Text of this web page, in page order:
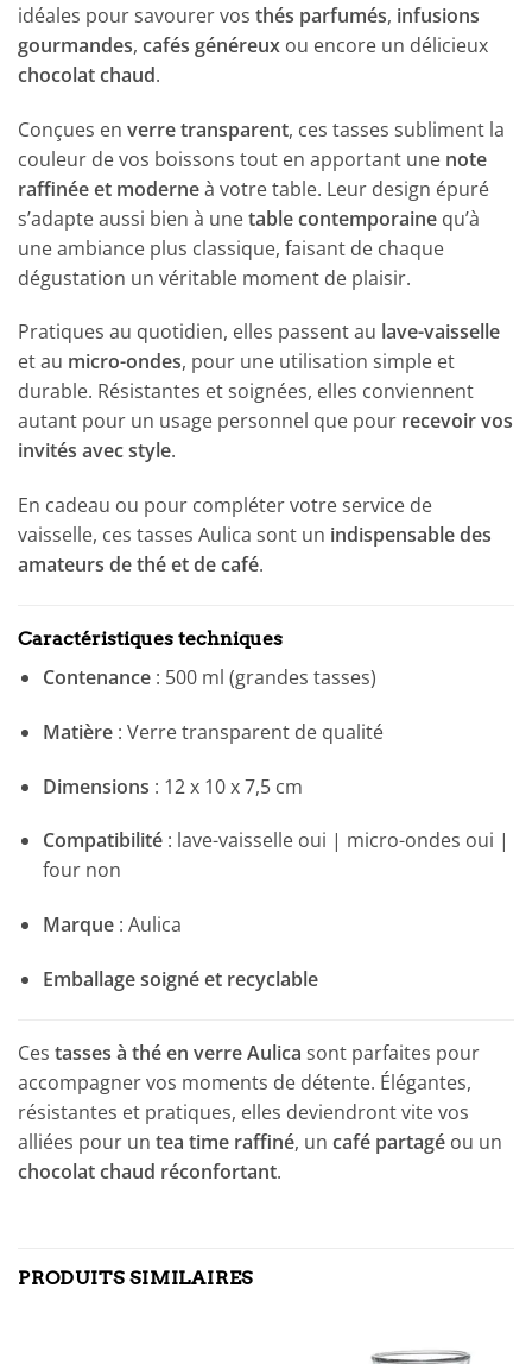
idéales pour savourer vos thés parfumés, infusions
gourmandes, cafés généreux ou encore un délicieux
chocolat chaud.
Conçues en verre transparent, ces tasses subliment la
couleur de vos boissons tout en apportant une note
raffinée et moderneà votre table. Leur design épuré
s’adapte aussi bien à unetable contemporaine qu’à
une ambiance plus classique, faisant de chaque
dégustation un véritable moment de plaisir.
Pratiques au quotidien, elles passent au lave-vaisselle
et au micro-ondes, pour une utilisation simple et
durable. Résistantes et soignées, elles conviennent
autant pour un usage personnel que pour recevoir vos
invités avec style.
En cadeau ou pour compléter votre service de
vaisselle, ces tasses Aulica sont un indispensable des
amateurs de thé et de café.
Caractéristiques techniques
Contenance: 500 ml (grandes tasses)
Matière: Verre transparent de qualité
Dimensions : 12 x 10 x 7,5 cm
Compatibilité: lave-vaisselle oui | micro-ondes oui |
four non
Marque: Aulica
Emballage soigné et recyclable
Ces tasses à thé en verre Aulica sont parfaites pour
accompagner vos moments de détente. Élégantes,
résistantes et pratiques, elles deviendront vite vos
alliées pour un tea time raffiné, un café partagé ou un
chocolat chaud réconfortant.
PRODUITS SIMILAIRES